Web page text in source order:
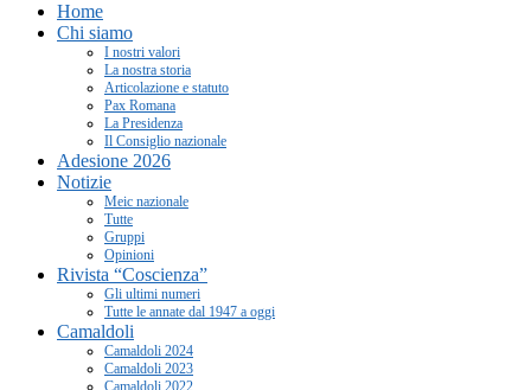
Home
Chi siamo
I nostri valori
La nostra storia
Articolazione e statuto
Pax Romana
La Presidenza
Il Consiglio nazionale
Adesione 2026
Notizie
Meic nazionale
Tutte
Gruppi
Opinioni
Rivista “Coscienza”
Gli ultimi numeri
Tutte le annate dal 1947 a oggi
Camaldoli
Camaldoli 2024
Camaldoli 2023
Camaldoli 2022